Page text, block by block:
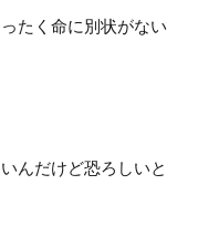
たく命に別状がない
んだけど恐ろしいと